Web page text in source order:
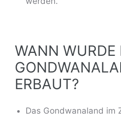
WANN WURDE
ERBAUT?
Das Gondwanaland im